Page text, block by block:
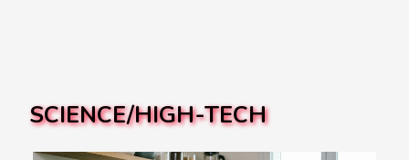
SCIENCE/HIGH-TECH